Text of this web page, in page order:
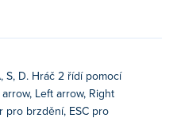
Hra vám dokonce
uspokojit svou potřebu
S, D. Hráč 2 řídí pomocí
Left arrow, Right
pro brzdění, ESC pro